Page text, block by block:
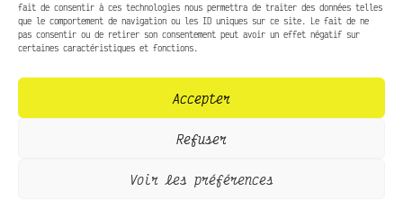
fait de consentir à ces technologies nous permettra de traiter des données telles
que le comportement de navigation ou les ID uniques sur ce site. Le fait de ne
pas consentir ou de retirer son consentement peut avoir un effet négatif sur
certaines caractéristiques et fonctions.
Accepter
Refuser
Voir les préférences
Infos pratiques